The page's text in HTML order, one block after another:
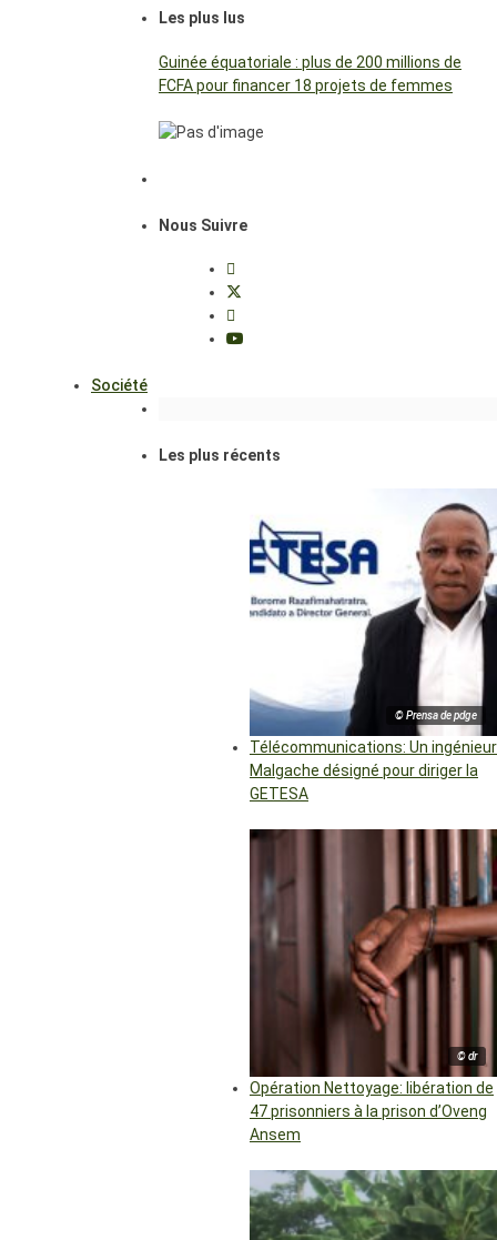
Les plus lus
Guinée équatoriale : plus de 200 millions de
FCFA pour financer 18 projets de femmes
Nous Suivre
Société
Les plus récents
© Prensa de pdge
Télécommunications: Un ingénieur
Malgache désigné pour diriger la
GETESA
© dr
Opération Nettoyage: libération de
47 prisonniers à la prison d’Oveng
Ansem